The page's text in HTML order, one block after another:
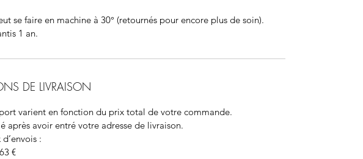
se faire en machine à 30° (retournés pour encore plus de soin).
1 an.
DE LIVRAISON
varient en fonction du prix total de votre commande.
après avoir entré votre adresse de livraison.
:
€